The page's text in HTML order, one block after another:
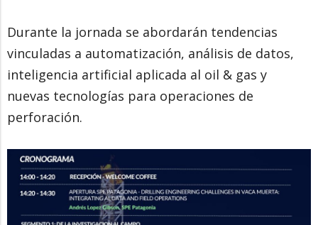
Durante la jornada se abordarán tendencias
vinculadas a automatización, análisis de datos,
inteligencia artificial aplicada al oil & gas y
nuevas tecnologías para operaciones de
perforación.